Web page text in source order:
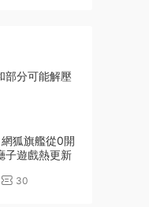
部分可能解壓
網狐旗艦從0開
子遊戲熱更新
30